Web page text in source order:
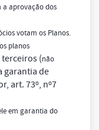
a aprovação dos
votam os Planos.
planos
terceiros (não
garantia de
art. 73º, nº7
em garantia do